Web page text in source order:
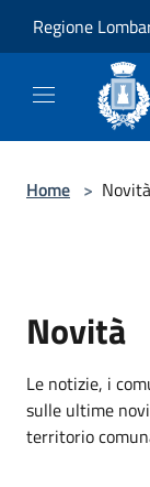
Regione
Home > Novità
Novità
Le notizie, i
sulle ultime
territorio